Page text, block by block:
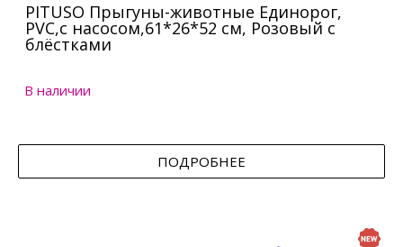
PITUSO Прыгуны-животные Единорог,
PVC,с насосом,61*26*52 см, Розовый с
блёстками
В наличии
ПОДРОБНЕЕ